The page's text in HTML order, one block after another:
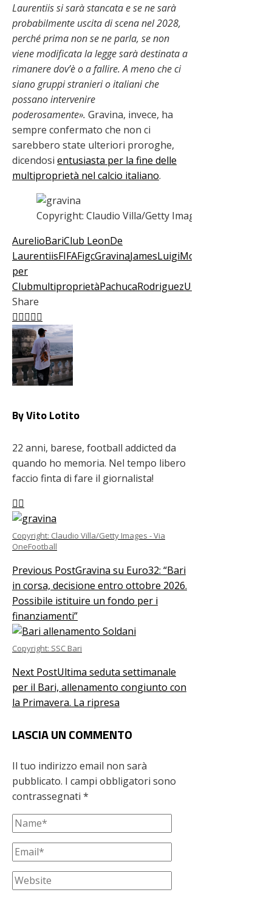
Laurentiis si sarà stancata e se ne sarà
probabilmente uscita di scena nel 2028,
perché prima non se ne parla, se non
viene modificata la legge sarà destinata a
rimanere dov’è o a fallire. A meno che ci
siano gruppi stranieri o italiani che
possano intervenire
poderosamente». Gravina, invece, ha
sempre confermato che non ci
sarebbero state ulteriori proroghe,
dicendosi entusiasta per la fine delle
multiproprietà nel calcio italiano.
Copyright: Claudio Villa/Getty Images – Via
AurelioBariClub LeonDe
LaurentiisFIFAFigcGravinaJamesLuigiMondiale
per
ClubmultiproprietàPachucaRodriguezUEFA
Share
Facebook
Twitter
LinkedIn
Pinterest
Stumbleupon
By Vito Lotito
22 anni, barese, football addicted da
quando ho memoria. Nel tempo libero
faccio finta di fare il giornalista!
Copyright: Claudio Villa/Getty Images - Via
OneFootball
Previous PostGravina su Euro32: “Bari
in corsa, decisione entro ottobre 2026.
Possibile istituire un fondo per i
finanziamenti”
Copyright: SSC Bari
Next PostUltima seduta settimanale
per il Bari, allenamento congiunto con
la Primavera. La ripresa
LASCIA UN COMMENTO
Il tuo indirizzo email non sarà
pubblicato. I campi obbligatori sono
contrassegnati *